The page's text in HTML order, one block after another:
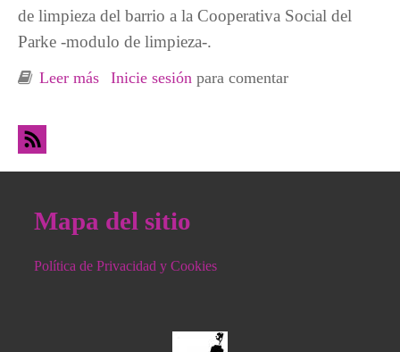
de limpieza del barrio a la Cooperativa Social del
Parke -modulo de limpieza-.
Leer más sobre En marcha la ciberacción en apoyo a
Inicie sesión para comentar
Mapa del sitio
Política de Privacidad y Cookies